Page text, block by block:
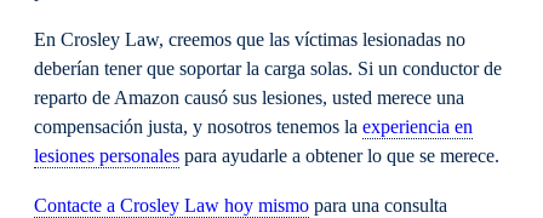
En Crosley Law, creemos que las víctimas lesionadas no
deberían tener que soportar la carga solas. Si un conductor de
reparto de Amazon causó sus lesiones, usted merece una
compensación justa, y nosotros tenemos la experiencia en
lesiones personales para ayudarle a obtener lo que se merece.
Contacte a Crosley Law hoy mismo para una consulta